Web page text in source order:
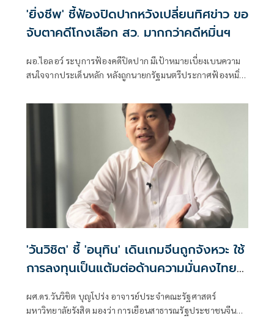
'ยิ่งชีพ' ชี้ฟ้องปิดปากหวังเปลี่ยนทิศข่าว ขอ
จับตาคดีโกงเลือก สว. มากกว่าคดีหมิ่นฯ
ผอ.ไอลอว์ ระบุการฟ้องคดีปิดปาก มีเป้าหมายเบี่ยงเบนความ
สนใจจากประเด็นหลัก หลังถูกนายกรัฐมนตรีประกาศฟ้องหมิ่น
เลือก สว. ปี 2567 การผลักดันแก้รัฐธรรมนูญ และปฏิรูปที่มา
ของ สว. แทนการโฟกัสคดีของตนเอง
'วันวิชิต' ชี้ 'อนุทิน' เดินเกมจีนถูกจังหวะ ใช้
การลงทุนเป็นแต้มต่อด้านความมั่นคงไทย
ผศ.ดร.วันวิชิต บุญโปร่ง อาจารย์ประจำคณะรัฐศาสตร์
มหาวิทยาลัยรังสิต มองว่า การเยือนสาธารณรัฐประชาชนจีน